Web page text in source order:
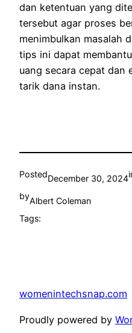
dan ketentuan yang
tersebut agar proses
menimbulkan masalah
tips ini dapat
uang secara cepat dan
tarik dana instan.
PostedDecember 30, 2024
byAlbert Coleman
Tags:
womenintechsnap.com
Proudly powered by